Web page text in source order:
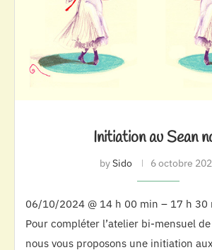
Initiation au Sean
bySido 6 octobre
06/10/2024 @ 14 h 00 min – 17 h 30
Pour compléter l’atelier bi-mensuel
nous vous proposons une initiation